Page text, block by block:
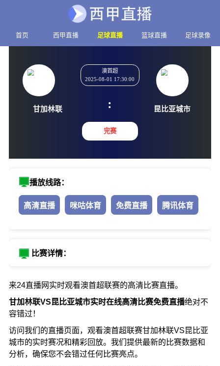
首页 西甲直播 足球直播 篮球直播 足球录像
澳首超
2025-08-01 17:30:00
:
完赛
播放线路：
高清直播 咪咕体育 免费直播 腾讯体育
比赛详情：
来24直播网实时观看澳首超联赛的高清比赛直播。
甘加林联VS昆比亚城市实时在线高清比赛免费直播绝对不
容错过！
访问我们的直播页面，观看澳首超联赛甘加林联VS昆比亚
城市的实时赛况和精彩回放。我们提供最新的比赛数据和
分析，确保您不会错过任何比赛亮点。